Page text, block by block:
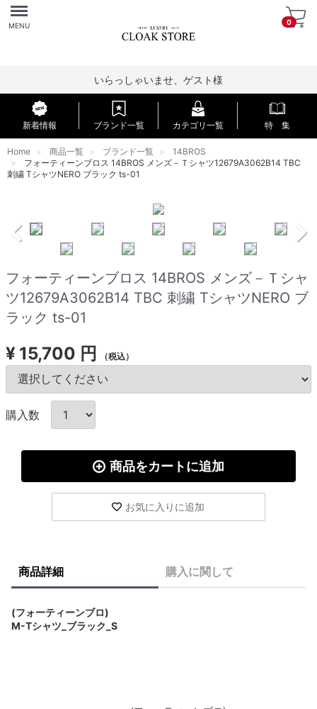
Menu
MENU 0
いらっしゃいませ、ゲスト様
新着情報 ブランド一覧 カテゴリ一覧 特 集
Home 商品一覧 ブランド一覧
14BROS
フォーティーンブロス 14BROS メンズ－Ｔシャツ12679A3062B14 TBC
刺繍 TシャツNERO ブラック ts-01
フォーティーンブロス 14BROS メンズ－Ｔシャ
ツ12679A3062B14 TBC 刺繍 TシャツNERO ブ
ラック ts-01
¥ 15,700 円 （税込）
購入数
商品をカートに追加
お気に入りに追加
商品詳細 購入に関して
(フォーティーンブロ)
M-Tシャツ_ブラック_S